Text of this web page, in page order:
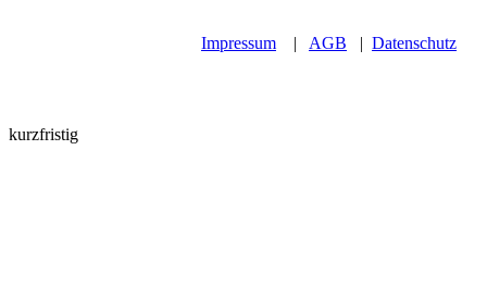
Impressum | AGB | Datenschutz
kurzfristig